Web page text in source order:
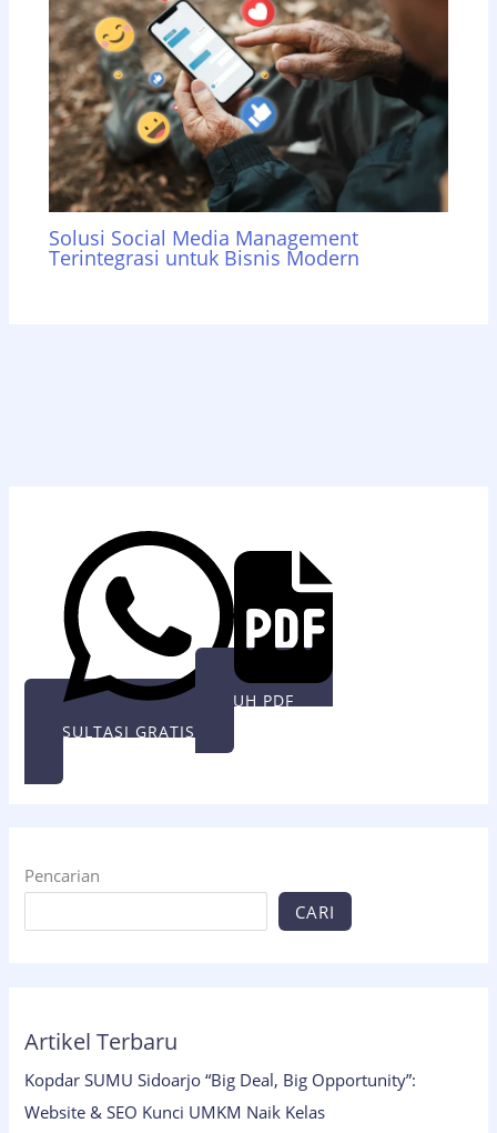
Solusi Social Media Management
Terintegrasi untuk Bisnis Modern
KONSULTASI GRATIS
UNDUH PDF
Pencarian
CARI
Artikel Terbaru
Kopdar SUMU Sidoarjo “Big Deal, Big Opportunity”:
Website & SEO Kunci UMKM Naik Kelas